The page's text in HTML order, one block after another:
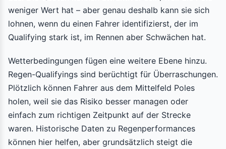
weniger Wert hat – aber genau deshalb kann sie sich
lohnen, wenn du einen Fahrer identifizierst, der im
Qualifying stark ist, im Rennen aber Schwächen hat.
Wetterbedingungen fügen eine weitere Ebene hinzu.
Regen-Qualifyings sind berüchtigt für Überraschungen.
Plötzlich können Fahrer aus dem Mittelfeld Poles
holen, weil sie das Risiko besser managen oder
einfach zum richtigen Zeitpunkt auf der Strecke
waren. Historische Daten zu Regenperformances
können hier helfen, aber grundsätzlich steigt die